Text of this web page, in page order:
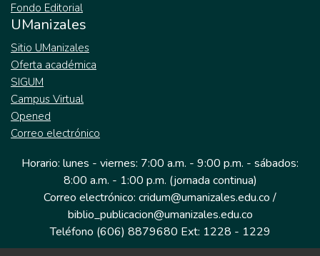
Fondo Editorial
UManizales
Sitio UManizales
Oferta académica
SIGUM
Campus Virtual
Opened
Correo electrónico
Horario: lunes - viernes: 7:00 a.m. - 9:00 p.m. - sábados:
8:00 a.m. - 1:00 p.m. (jornada continua)
Correo electrónico: cridum@umanizales.edu.co /
biblio_publicacion@umanizales.edu.co
Teléfono (606) 8879680 Ext: 1228 - 1229